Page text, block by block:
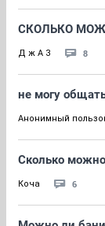
СКОЛЬКО
Д ж А З 8
не могу
Анонимный
Cколько
Коча 6